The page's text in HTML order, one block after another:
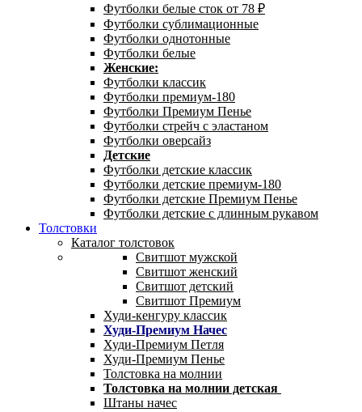
Футболки белые сток от 78 ₽
Футболки сублимационные
Футболки однотонные
Футболки белые
Женские:
Футболки классик
Футболки премиум-180
Футболки Премиум Пенье
Футболки стрейч с эластаном
Футболки оверсайз
Детские
Футболки детские классик
Футболки детские премиум-180
Футболки детские Премиум Пенье
Футболки детские с длинным рукавом
Толстовки
Каталог толстовок
Свитшот мужской
Свитшот женский
Свитшот детский
Свитшот Премиум
Худи-кенгуру классик
Худи-Премиум Начес
Худи-Премиум Петля
Худи-Премиум Пенье
Толстовка на молнии
Толстовка на молнии детская
Штаны начес